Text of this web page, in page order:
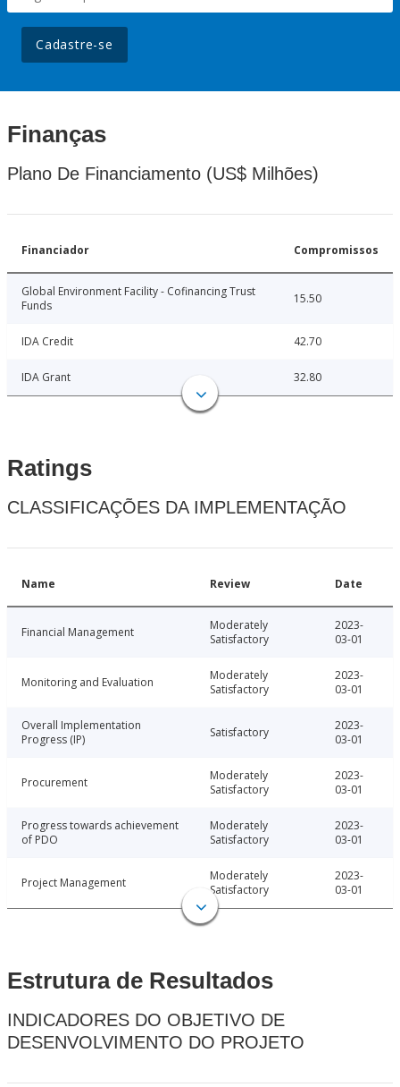
Cadastre-se
Finanças
Plano De Financiamento (US$ Milhões)
Financiador Compromissos
Global Environment Facility - Cofinancing Trust
Funds
15.50
IDA Credit 42.70
IDA Grant 32.80
Ratings
CLASSIFICAÇÕES DA IMPLEMENTAÇÃO
Name Review Date
Financial Management
Moderately
Satisfactory
2023-
03-01
Monitoring and Evaluation
Moderately
Satisfactory
2023-
03-01
Overall Implementation
Progress (IP)
Satisfactory
2023-
03-01
Procurement
Moderately
Satisfactory
2023-
03-01
Progress towards achievement
of PDO
Moderately
Satisfactory
2023-
03-01
Project Management
Moderately
Satisfactory
2023-
03-01
Estrutura de Resultados
INDICADORES DO OBJETIVO DE
DESENVOLVIMENTO DO PROJETO